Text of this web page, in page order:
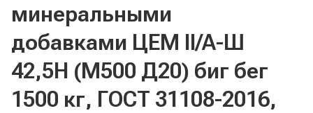
минеральными
добавками ЦЕМ II/A-Ш
42,5Н (М500 Д20) биг бег
1500 кг, ГОСТ 31108-2016,